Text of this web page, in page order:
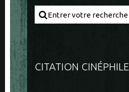
CITATION CINÉPHILE